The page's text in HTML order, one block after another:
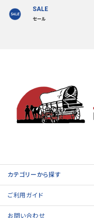
SALE
セール
カテゴリーから探す
ご利用ガイド
お問い合わせ